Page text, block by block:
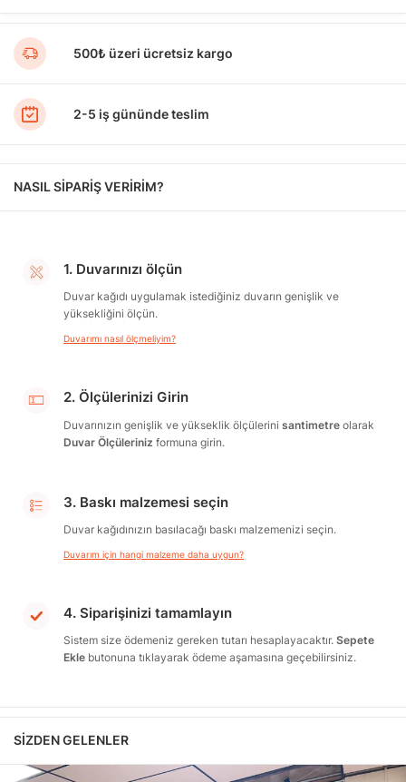
500₺ üzeri ücretsiz kargo
2-5 iş gününde teslim
NASIL SİPARİŞ VERİRİM?
1. Duvarınızı ölçün
Duvar kağıdı uygulamak istediğiniz duvarın genişlik ve
yüksekliğini ölçün.
Duvarımı nasıl ölçmeliyim?
2. Ölçülerinizi Girin
Duvarınızın genişlik ve yükseklik ölçülerini santimetre olarak
Duvar Ölçüleriniz formuna girin.
3. Baskı malzemesi seçin
Duvar kağıdınızın basılacağı baskı malzemenizi seçin.
Duvarım için hangi malzeme daha uygun?
4. Siparişinizi tamamlayın
Sistem size ödemeniz gereken tutarı hesaplayacaktır. Sepete
Ekle butonuna tıklayarak ödeme aşamasına geçebilirsiniz.
SIZDEN GELENLER